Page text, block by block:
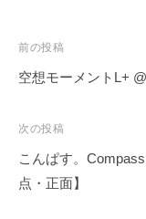
投
稿
ビ
ゲ
ー
前の投稿
空想モーメントL+
次の投稿
こんぱす。
点・正面】